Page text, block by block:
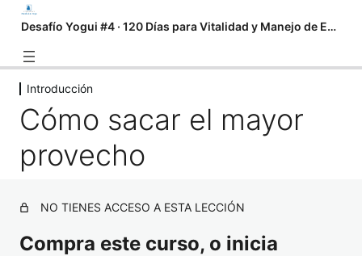
Desafío Yogui #4 · 120 Días para Vitalidad y Manejo de Estrés
Introducción
Cómo usar este curso
Cómo sacar el mayor provecho
desafío
Introducción
Cómo sacar el mayor
provecho
NO TIENES ACCESO A ESTA LECCIÓN
Compra este curso, o inicia